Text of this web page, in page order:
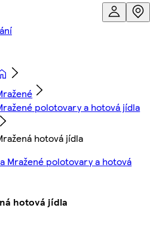
polotovary a hotová jídla
hotová jídla
Mražené polotovary a hotová
hotová jídla